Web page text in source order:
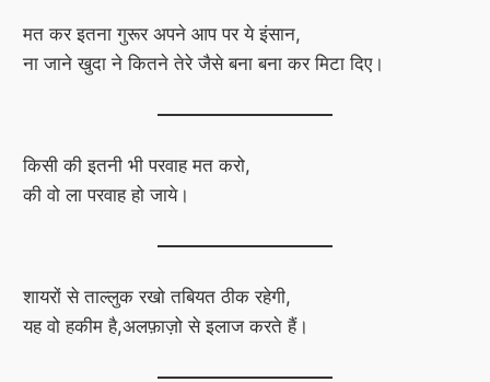
मत कर इतना गुरूर अपने आप पर ये इंसान,
ना जाने खुदा ने कितने तेरे जैसे बना बना कर मिटा दिए।
किसी की इतनी भी परवाह मत करो,
की वो ला परवाह हो जाये।
शायरों से ताल्लुक रखो तबियत ठीक रहेगी,
यह वो हकीम है,अलफ़ाज़ो से इलाज करते हैं।